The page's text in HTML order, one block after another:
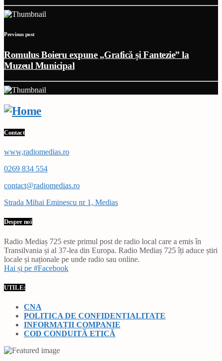
Previous post
Romulus Boieru expune „Grafică și Fantezie” la
Muzeul Municipal
Contact
www,radiomedias.ro
0269 834 554
contact@radiomedias.ro
Strada Mihai Eminescu nr 1, Medias
Despre noi
Radio Mediaș 725 este primul post de radio local care a emis în
Transilvania și al 37-lea din Europa. Radio Mediaș 725 îți aduce știri
locale și naționale pe unde radio sau online.
Hai și pe #Facebook
UTILE:
CNA
POLITICA DE CONFIDENȚIALITATE
INFORMAȚII COMPANIE
COD CONDUITĂ ETICĂ